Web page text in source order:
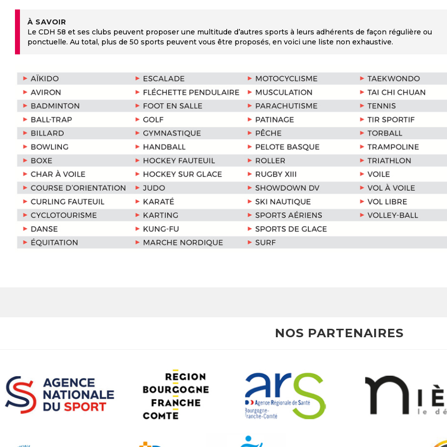
Le CDH 58 et ses clubs peuvent proposer une multitude d’autres sports à leurs adhérents de façon régulière ou
ponctuelle. Au total, plus de 50 sports peuvent vous être proposés, en voici une liste non exhaustive.
NOS PARTENAIRES